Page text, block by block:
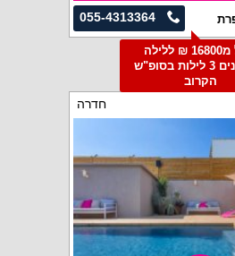
055-4313364
החל מ16800 ₪ ללילה
למזמינים 3 לילות בסופ"ש
הקרוב
חדרה